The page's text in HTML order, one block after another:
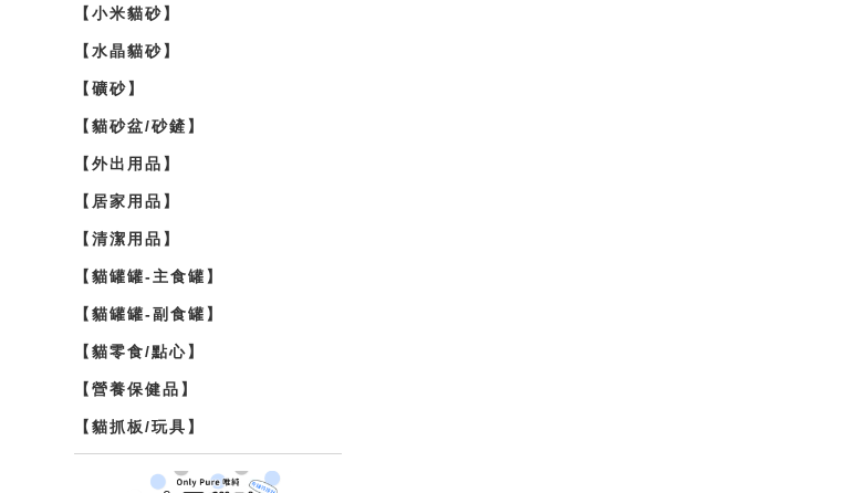
【小米貓砂】
【水晶貓砂】
【礦砂】
【貓砂盆/砂鏟】
【外出用品】
【居家用品】
【清潔用品】
【貓罐罐-主食罐】
【貓罐罐-副食罐】
【貓零食/點心】
【營養保健品】
【貓抓板/玩具】